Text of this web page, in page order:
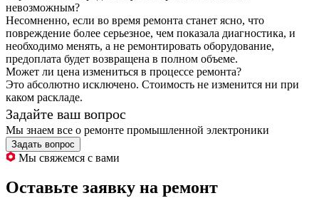
невозможным?
Несомненно, если во время ремонта станет ясно, что
повреждение более серьезное, чем показала диагностика, и
необходимо менять, а не ремонтировать оборудование,
предоплата будет возвращена в полном объеме.
Может ли цена измениться в процессе ремонта?
Это абсолютно исключено. Стоимость не изменится ни при
каком раскладе.
Задайте ваш вопрос
Мы знаем все о ремонте промышленной электроники
Задать вопрос
Мы свяжемся с вами
Оставьте заявку на ремонт